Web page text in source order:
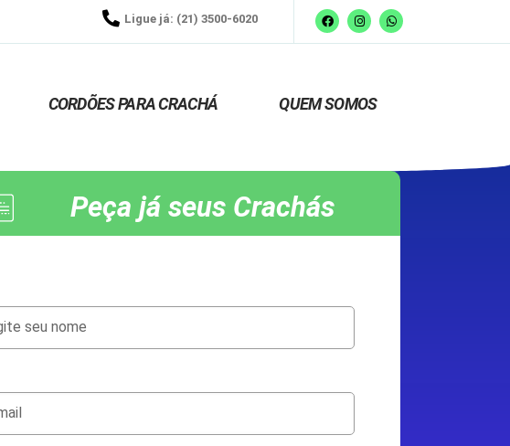
Ligue já: (21) 3500-6020
CORDÕES PARA CRACHÁ QUEM SOMOS
Peça já seus Crachás